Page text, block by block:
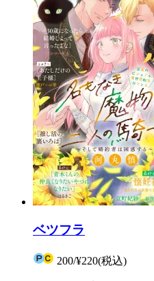
ベツフラ
200/¥220(税込)